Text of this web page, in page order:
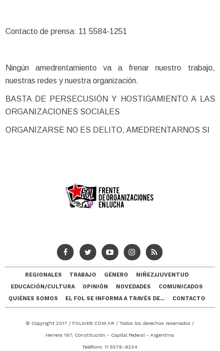
Contacto de prensa: 11 5584-1251
Ningún amedrentamiento va a frenar nuestro trabajo,
nuestras redes y nuestra organización.
BASTA DE PERSECUSIÓN Y HOSTIGAMIENTO A LAS
ORGANIZACIONES SOCIALES
ORGANIZARSE NO ES DELITO, AMEDRENTARNOS SI
REGIONALES TRABAJO GÉNERO
NIÑEZ/JUVENTUD
EDUCACIÓN/CULTURA
OPINIÓN NOVEDADES
COMUNICADOS
QUIÉNES SOMOS
EL FOL SE INFORMA A TRAVÉS DE... CONTACTO
© Copyright 2017 / FOLWEB.COM.AR / Todos los derechos reservados /
Herrera 197, Constitución - Capital Federal - Argentina
Teléfono: 11 5576-9234